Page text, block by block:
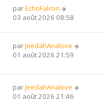
parEchoFalcon
03 août 2026 08:58
parJeedahAnalove
01 août 2026 21:59
parJeedahAnalove
01 août 2026 21:46